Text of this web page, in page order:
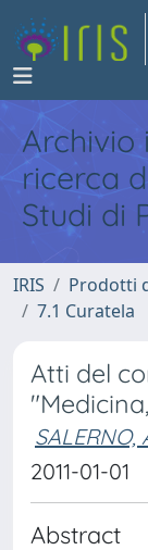
Archivio
ricerca
Studi di
IRIS Prodotti
7.1 Curatela
Atti del
2011-01-01
Abstract